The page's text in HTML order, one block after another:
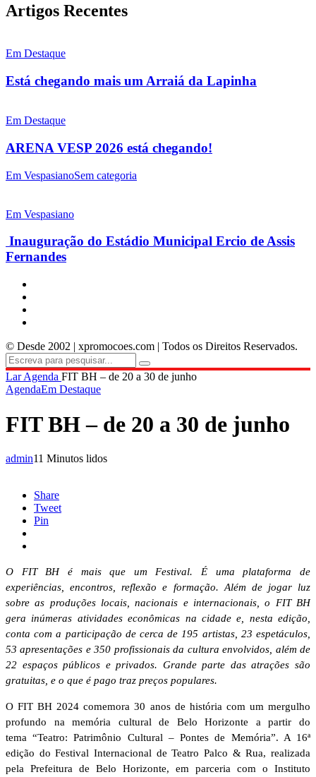
Artigos Recentes
Em Destaque
Está chegando mais um Arraiá da Lapinha
Em Destaque
ARENA VESP 2026 está chegando!
Em VespasianoSem categoria
Em Vespasiano
Inauguração do Estádio Municipal Ercio de Assis
Fernandes
© Desde 2002 | xpromocoes.com | Todos os Direitos Reservados.
LarAgenda FIT BH – de 20 a 30 de junho
AgendaEm Destaque
FIT BH – de 20 a 30 de junho
admin11 Minutos lidos
Share
Tweet
Pin
O FIT BH é mais que um Festival. É uma plataforma de
experiências, encontros, reflexão e formação. Além de jogar luz
sobre as produções locais, nacionais e internacionais, o FIT BH
gera inúmeras atividades econômicas na cidade e, nesta edição,
conta com a participação de cerca de 195 artistas, 23 espetáculos,
53 apresentações e 350 profissionais da cultura envolvidos, além de
22 espaços públicos e privados. Grande parte das atrações são
gratuitas, e o que é pago traz preços populares.
O FIT BH 2024 comemora 30 anos de história com um mergulho
profundo na memória cultural de Belo Horizonte a partir do
tema “Teatro: Patrimônio Cultural – Pontes de Memória”. A 16ª
edição do Festival Internacional de Teatro Palco & Rua, realizada
pela Prefeitura de Belo Horizonte, em parceria com o Instituto